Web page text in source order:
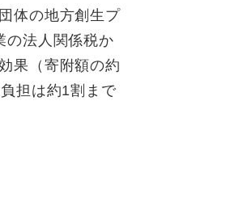
体の地方創生プ
の法人関係税か
果（寄附額の約
担は約1割まで